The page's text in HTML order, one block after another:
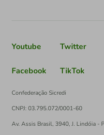
Youtube Twitter
Facebook TikTok
Confederação Sicredi
CNPJ: 03.795.072/0001-60
Av. Assis Brasil, 3940, J. Lindóia -